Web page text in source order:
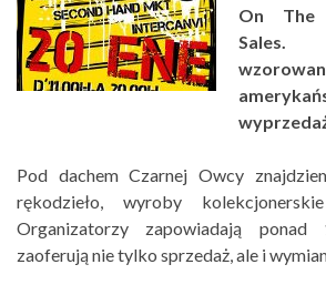
On The
Sales.
Pod dachem Czarnej Owcy
rękodzieło, wyroby
Organizatorzy zapowiadają
zaoferują nie tylko sprzedaż, ale i